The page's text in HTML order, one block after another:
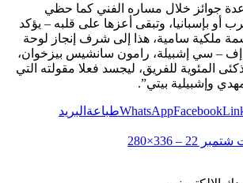
جوائز خلال مساره الفني كما حظي
أو بإسبانيا، وتبقى أعزها على قلبه – يؤكد
ملكية سامية، هذا إلى شرف إنجاز لوحة
– سي إشبيلة، رامون سانشيس بيزخوان،
الذكئى المئوية للفريق، ليجسد فعلا مقولته التي
وإشبيلية بيتي”.
WhatsAppFacebook طباعة البريد